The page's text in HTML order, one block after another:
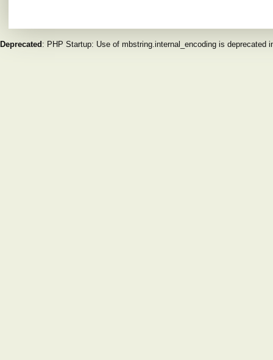
Deprecated : PHP Startup: Use of mbstring.internal_encoding is deprecated